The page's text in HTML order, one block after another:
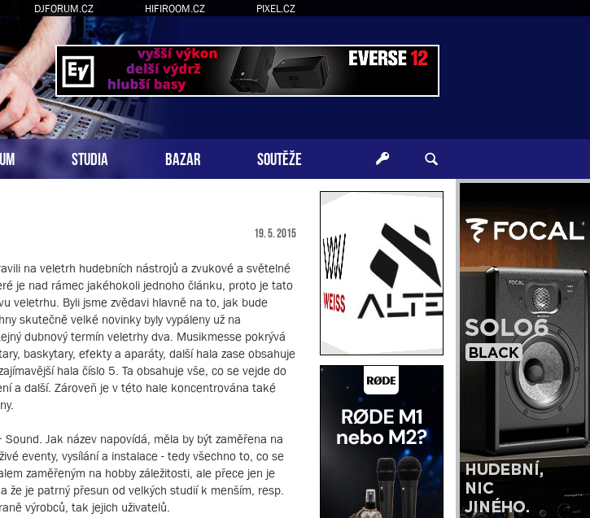
DJFORUM.CZ HIFIROOM.CZ PIXEL.CZ
STUDIA BAZAR SOUTĚŽE
19. 5. 2015
na veletrh hudebních nástrojů a zvukové a světelné
je nad rámec jakéhokoli jednoho článku, proto je tato
veletrhu. Byli jsme zvědavi hlavně na to, jak bude
skutečně velké novinky byly vypáleny už na
dubnový termín veletrhy dva. Musikmesse pokrývá
baskytary, efekty a aparáty, další hala zase obsahuje
hala číslo 5. Ta obsahuje vše, co se vejde do
a další. Zároveň je v této hale koncentrována také
Jak název napovídá, měla by být zaměřena na
eventy, vysílání a instalace - tedy všechno to, co se
zaměřeným na hobby záležitosti, ale přece jen je
je patrný přesun od velkých studií k menším, resp.
výrobců, tak jejich uživatelů.